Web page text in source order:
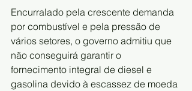
Encurralado pela crescente demanda
por combustível e pela pressão de
vários setores, o governo admitiu que
não conseguirá garantir o
fornecimento integral de diesel e
gasolina devido à escassez de moeda